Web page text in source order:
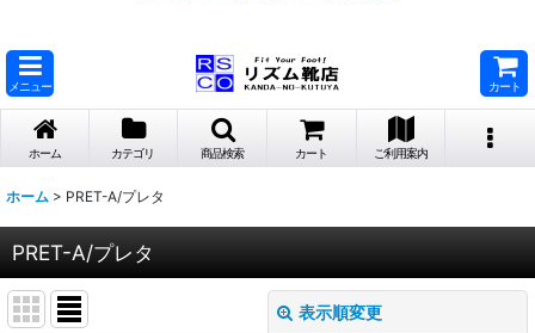
メニュー カート
ホーム カテゴリ 商品検索 カート ご利用案内
ホーム > PRET-A/プレタ
PRET-A/プレタ
表示順変更